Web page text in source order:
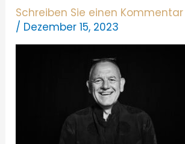
Schreiben Sie einen Kommentar
/ Dezember 15, 2023